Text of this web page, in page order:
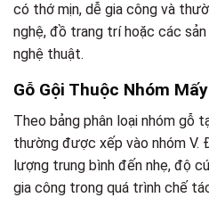
có thớ mịn, dễ gia công và
nghệ, đồ trang trí hoặc các
nghệ thuật.
Gỗ Gội Thuộc Nhóm
Theo bảng phân loại nhóm gỗ
thường được xếp vào nhóm V.
lượng trung bình đến nhẹ, độ
gia công trong quá trình chế